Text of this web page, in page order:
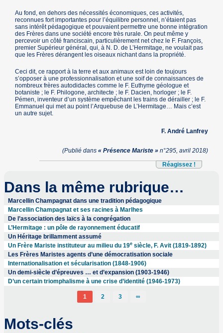
Au fond, en dehors des nécessités économiques, ces activités,
reconnues fort importantes pour l’équilibre personnel, n’étaient pas
sans intérêt pédagogique et pouvaient permettre une bonne intégration
des Frères dans une société encore très rurale. On peut même y
percevoir un côté franciscain, particulièrement net chez le F. François,
premier Supérieur général, qui, à N. D. de L’Hermitage, ne voulait pas
que les Frères dérangent les oiseaux nichant dans la propriété.
Ceci dit, ce rapport à la terre et aux animaux est loin de toujours
s’opposer à une professionnalisation et une soif de connaissances de
nombreux frères autodidactes comme le F. Euthyme géologue et
botaniste ; le F. Philogone, architecte ; le F. Dacien, horloger ; le F.
Pémen, inventeur d’un système empêchant les trains de dérailler ; le F.
Emmanuel qui met au point l’Arquebuse de L’Hermitage… Mais c’est
un autre sujet.
F. André Lanfrey
(Publié dans « Présence Mariste »n°295, avril 2018)
Réagissez !
Dans la même rubrique…
Marcellin Champagnat dans une tradition pédagogique
Marcellin Champagnat et ses racines à Marlhes
De l’association des laïcs à la congrégation
L’Hermitage : un pôle de rayonnement éducatif
Un Héritage brillamment assumé
Un Frère Mariste instituteur au milieu du 19esiècle, F. Avit (1819-1892)
Les Frères Maristes agents d’une démocratisation sociale
Internationalisation et sécularisation (1848-1906)
Un demi-siècle d’épreuves … et d’expansion (1903-1946)
D’un certain triomphalisme à une crise d’identité (1946-1973)
1 2 3 ∞
Mots-clés